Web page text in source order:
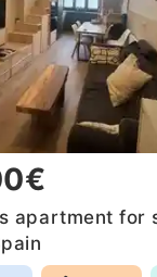
apartment for